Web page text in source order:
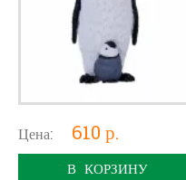
Цена: 610 р.
В КОРЗИНУ